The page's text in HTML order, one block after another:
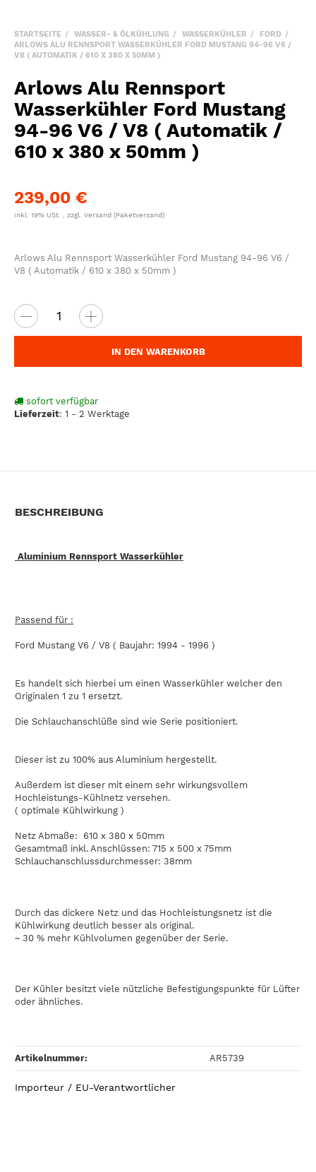
STARTSEITE WASSER- & ÖLKÜHLUNG WASSERKÜHLER
FORD
ARLOWS ALU RENNSPORT WASSERKÜHLER FORD MUSTANG 94-96 V6 /
V8 ( AUTOMATIK / 610 X 380 X 50MM )
Arlows Alu Rennsport
Wasserkühler Ford Mustang
94-96 V6 / V8 ( Automatik /
610 x 380 x 50mm )
239,00 €
inkl. 19% USt. , zzgl. Versand (Paketversand)
Arlows Alu Rennsport Wasserkühler Ford Mustang 94-96 V6 /
V8 ( Automatik / 610 x 380 x 50mm )
IN DEN WARENKORB
sofort verfügbar
Lieferzeit: 1 - 2 Werktage
BESCHREIBUNG
Aluminium Rennsport Wasserkühler
Passend für :
Ford Mustang V6 / V8 ( Baujahr: 1994 - 1996 )
Es handelt sich hierbei um einen Wasserkühler welcher den
Originalen 1 zu 1 ersetzt.
Die Schlauchanschlüße sind wie Serie positioniert.
Dieser ist zu 100% aus Aluminium hergestellt.
Außerdem ist dieser mit einem sehr wirkungsvollem
Hochleistungs-Kühlnetz versehen.
( optimale Kühlwirkung )
Netz Abmaße: 610 x 380 x 50mm
Gesamtmaß inkl. Anschlüssen: 715 x 500 x 75mm
Schlauchanschlussdurchmesser: 38mm
Durch das dickere Netz und das Hochleistungsnetz ist die
Kühlwirkung deutlich besser als original.
~ 30 % mehr Kühlvolumen gegenüber der Serie.
Der Kühler besitzt viele nützliche Befestigungspunkte für Lüfter
oder ähnliches.
Artikelnummer: AR5739
Importeur / EU-Verantwortlicher